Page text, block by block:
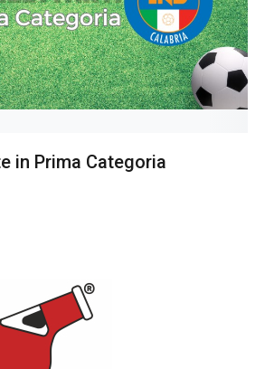
in Prima Categoria